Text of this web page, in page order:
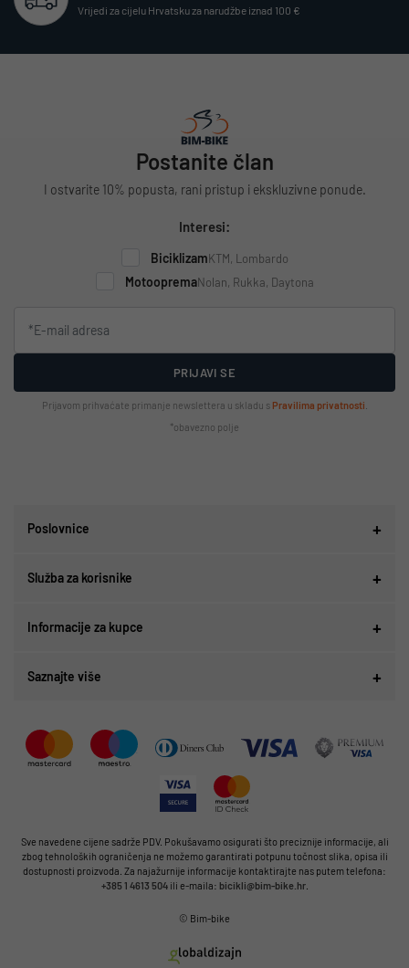
Vrijedi za cijelu Hrvatsku za narudžbe iznad 100 €
Postanite član
I ostvarite 10% popusta, rani pristup i ekskluzivne ponude.
Interesi:
BiciklizamKTM, Lombardo
MotoopremaNolan, Rukka, Daytona
PRIJAVI SE
Prijavom prihvaćate primanje newslettera u skladu s Pravilima privatnosti
*obavezno polje
Poslovnice
Služba za korisnike
Informacije za kupce
Saznajte više
Sve navedene cijene sadrže PDV. Pokušavamo osigurati što preciznije informacije, ali
zbog tehnoloških ograničenja ne možemo garantirati potpunu točnost slika, opisa ili
dostupnosti proizvoda. Za najažurnije informacije kontaktirajte nas putem telefona:
+385 1 4613 504ili e-maila: bicikli@bim-bike.hr.
© Bim-bike